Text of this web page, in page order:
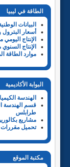
الطاقة في ليبيا
البيانات
أسعار البترول
الإنتاج
الإنتاج السنوي
موارد الطاقة
البوابة الأكاديمية
الهندسة
قسم الهندسة
طرابلس
مشاريع
تحميل مقررات
مكتبة الموقع